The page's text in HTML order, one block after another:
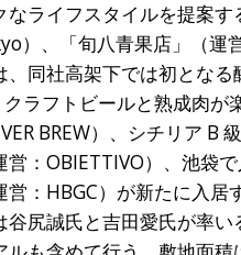
なライフスタイルを提案
）、「旬八青果店」（運
、同社高架下では初とな
クラフトビールと熟成肉が
BREW）、シチリア
営：OBIETTIVO）、池袋
：HBGC）が新たに入居
谷尻誠氏と吉田愛氏が率い